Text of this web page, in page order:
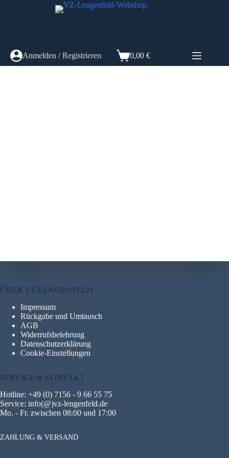
Anmelden / Registrieren Warenkorb
0,00 €
ÜBER VZ-LENGENFELD
Impressum
Rückgabe und Umtausch
AGB
Widerrufsbelehrung
Datenschutzerklärung
Cookie-Einstellungen
SERVICE & KONTAKT
Hotline: +49 (0) 7156 - 9 66 55 75
Service: info(@)vz-lengenfeld.de
Mo. - Fr. zwischen 08:00 und 17:00
ZAHLUNG & VERSAND